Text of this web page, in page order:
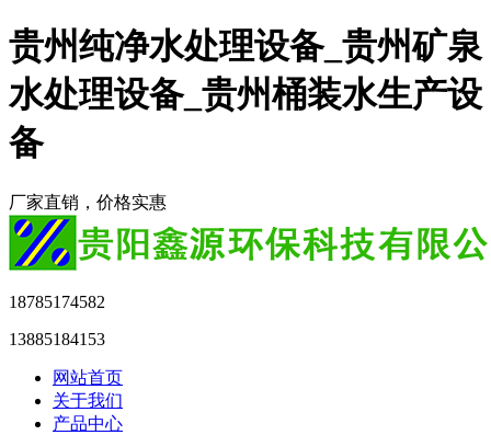
贵州纯净水处理设备_贵州矿泉
水处理设备_贵州桶装水生产设
备
厂家直销，价格实惠
18785174582
13885184153
网站首页
关于我们
产品中心